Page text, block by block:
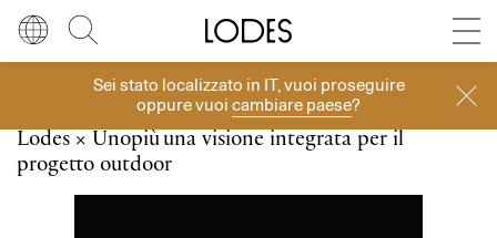
Sei stato localizzato in IT, vuoi proseguire
oppure vuoicambiare paese?
LinguaItaliano
Italiano
English
RegioneEuropa
Europa
Store locator Press room
Diesel Living with Lodes
Eventi
Lodes × Unopiùuna visione integrata per il
progetto outdoor